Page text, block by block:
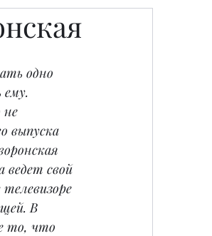
одно
не
выпуска
ведет свой
телевизоре
В
то, что